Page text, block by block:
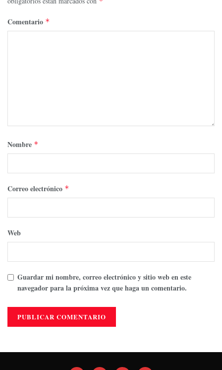
Comentario *
Nombre *
Correo electrónico *
Web
Guardar mi nombre, correo electrónico y sitio web en este
navegador para la próxima vez que haga un comentario.